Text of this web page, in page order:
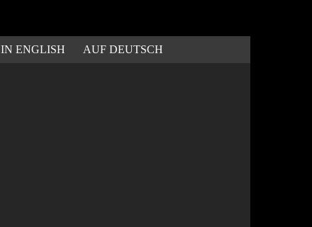
IN ENGLISH AUF DEUTSCH